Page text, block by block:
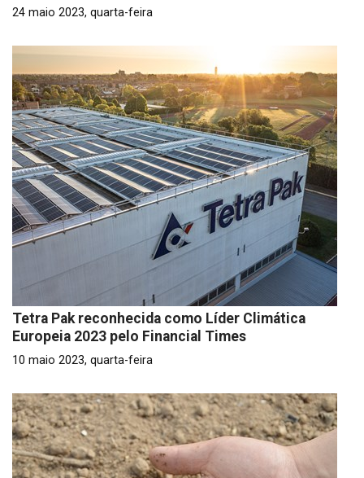
24 maio 2023, quarta-feira
Tetra Pak reconhecida como Líder Climática
Europeia 2023 pelo Financial Times
10 maio 2023, quarta-feira